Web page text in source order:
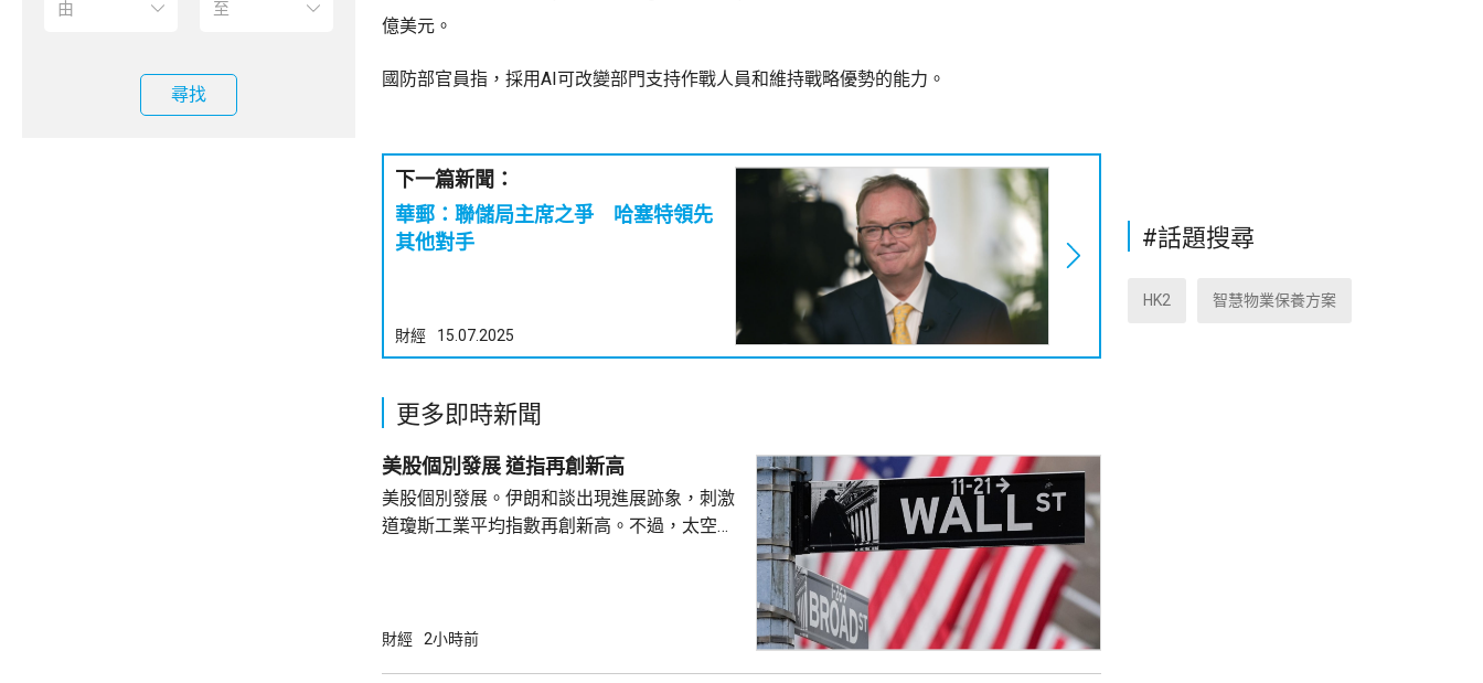
尋找
億美元。
國防部官員指，採用AI可改變部門支持作戰人員和維持戰略優勢的能力。
下一篇新聞：
華郵：聯儲局主席之爭 哈塞特領先
其他對手
財經 15.07.2025
更多即時新聞
美股個別發展 道指再創新高
美股個別發展。伊朗和談出現進展跡象，刺激
道瓊斯工業平均指數再創新高。不過，太空探
263點。 納指收報26363點，跌221點。 標普
財經 2小時前
#話題搜尋
HK2 智慧物業保養方案